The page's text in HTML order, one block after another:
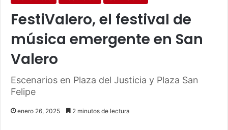
FestiValero, el festival de
música emergente en San
Valero
Escenarios en Plaza del Justicia y Plaza San
Felipe
enero 26, 2025 2 minutos de lectura